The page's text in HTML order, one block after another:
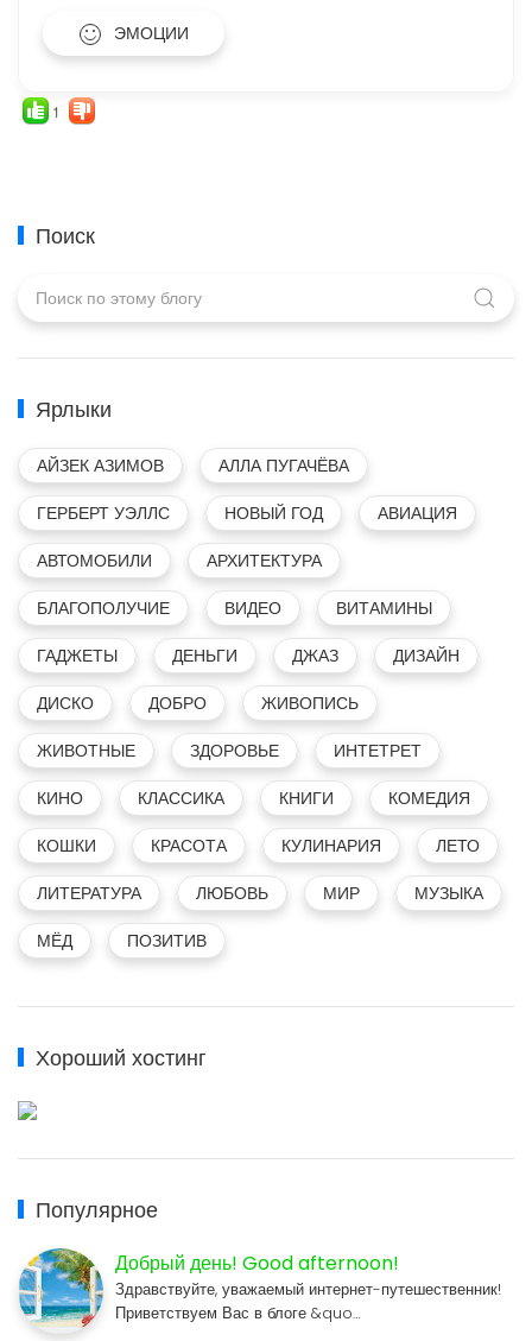
ЭМОЦИИ
1
Поиск
Ярлыки
АЙЗЕК АЗИМОВ
АЛЛА ПУГАЧЁВА
ГЕРБЕРТ УЭЛЛС
НОВЫЙ ГОД
АВИАЦИЯ
АВТОМОБИЛИ
АРХИТЕКТУРА
БЛАГОПОЛУЧИЕ
ВИДЕО
ВИТАМИНЫ
ГАДЖЕТЫ
ДЕНЬГИ ДЖАЗ
ДИЗАЙН
ДИСКО
ДОБРО
ЖИВОПИСЬ
ЖИВОТНЫЕ
ЗДОРОВЬЕ
ИНТЕТРЕТ
КИНО
КЛАССИКА КНИГИ
КОМЕДИЯ
КОШКИ
КРАСОТА КУЛИНАРИЯ
ЛЕТО
ЛИТЕРАТУРА
ЛЮБОВЬ МИР
МУЗЫКА
МЁД
ПОЗИТИВ
Хороший хостинг
Популярное
Добрый день! Good afternoon!
Здравствуйте, уважаемый интернет-путешественник!
Приветствуем Вас в блоге &quo…